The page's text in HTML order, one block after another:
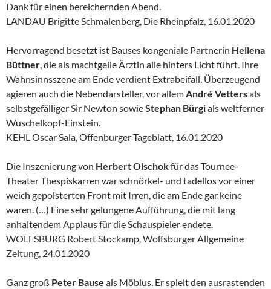
Dank für einen bereichernden Abend.
LANDAU Brigitte Schmalenberg, Die Rheinpfalz, 16.01.2020
Hervorragend besetzt ist Bauses kongeniale Partnerin Hellena
Büttner, die als machtgeile Ärztin alle hinters Licht führt. Ihre
Wahnsinnsszene am Ende verdient Extrabeifall. Überzeugend
agieren auch die Nebendarsteller, vor allemAndré Vettersals
selbstgefälliger Sir Newton sowieStephan Bürgials weltferner
Wuschelkopf-Einstein.
KEHL Oscar Sala, Offenburger Tageblatt, 16.01.2020
Die Inszenierung von Herbert Olschokfür das Tournee-
Theater Thespiskarren war schnörkel- und tadellos vor einer
weich gepolsterten Front mit Irren, die am Ende gar keine
waren. (…) Eine sehr gelungene Aufführung, die mit lang
anhaltendem Applaus für die Schauspieler endete.
WOLFSBURG Robert Stockamp, Wolfsburger Allgemeine
Zeitung, 24.01.2020
Ganz groß Peter Bause als Möbius. Er spielt den ausrastenden